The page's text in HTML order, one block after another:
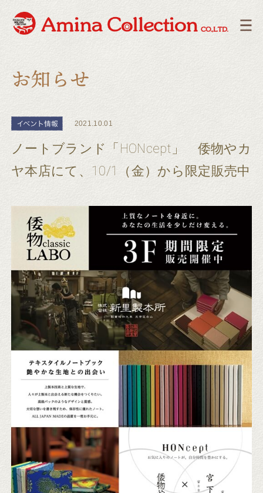
2021.10.01
ノートブランド「HONcept」 倭物やカ
ヤ本店にて、10/1（金）から限定販売中